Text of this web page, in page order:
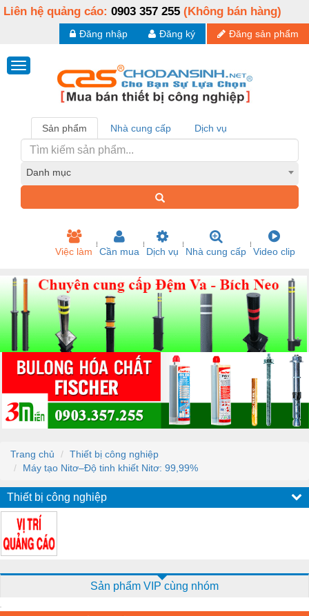
Liên hệ quảng cáo: 0903 357 255 (Không bán hàng)
Đăng sản phẩm
Đăng ký
Đăng nhập
Sản phẩm Nhà cung cấp Dịch vụ
Danh mục
Việc làm Cần mua Dịch vụ Nhà cung cấp Video clip
Trang chủ
Thiết bị công nghiệp
Máy tạo Nitơ–Độ tinh khiết Nitơ: 99,99%
Thiết bị công nghiệp
Sản phẩm VIP cùng nhóm